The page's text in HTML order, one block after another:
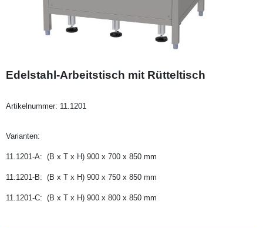
Edelstahl-Arbeitstisch mit Rütteltisch
Artikelnummer: 11.1201
Varianten:
11.1201-A: (B x T x H) 900 x 700 x 850 mm
11.1201-B: (B x T x H) 900 x 750 x 850 mm
11.1201-C: (B x T x H) 900 x 800 x 850 mm